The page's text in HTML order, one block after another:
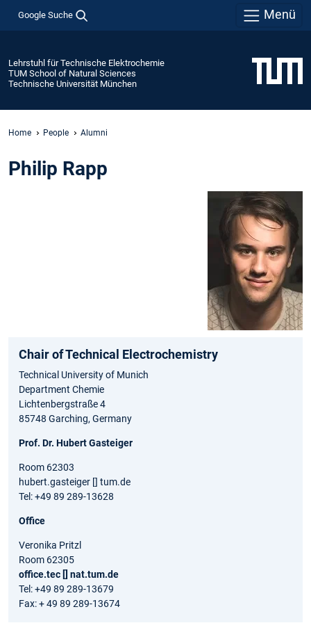
Google Suche Menü
Lehrstuhl für Technische Elektrochemie
TUM School of Natural Sciences
Technische Universität München
Home People Alumni
Philip Rapp
Chair of Technical Electrochemistry
Technical University of Munich
Department Chemie
Lichtenbergstraße 4
85748 Garching, Germany
Prof. Dr. Hubert Gasteiger
Room 62303
hubert.gasteiger [] tum.de
Tel: +49 89 289-13628
Office
Veronika Pritzl
Room 62305
office.tec [] nat.tum.de
Tel: +49 89 289-13679
Fax: + 49 89 289-13674